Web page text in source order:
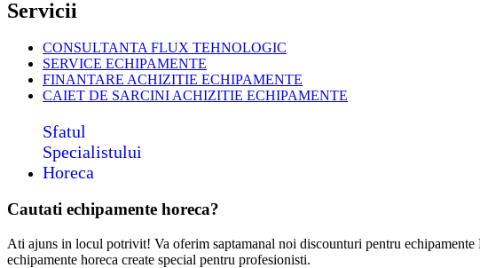
Servicii
CONSULTANTA FLUX TEHNOLOGIC
SERVICE ECHIPAMENTE
FINANTARE ACHIZITIE ECHIPAMENTE
CAIET DE SARCINI ACHIZITIE ECHIPAMENTE
Sfatul
Specialistului
Horeca
Cautati echipamente horeca?
Ati ajuns in locul potrivit! Va oferim saptamanal noi discounturi pentru
echipamente horeca create special pentru profesionisti.